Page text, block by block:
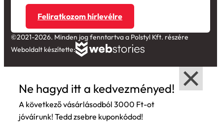
Feliratkozom hírlevélre
©2021-2026. Minden jog fenntartva a Polstyl Kft. részére
Weboldalt készítette:
Ne hagyd itt a kedvezményed!
A következő vásárlásodból 3000 Ft-ot
jóváírunk! Tedd zsebre kuponkódod!